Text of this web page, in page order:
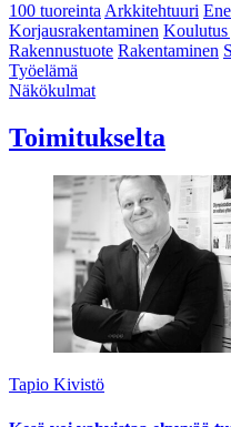
100 tuoreintaArkkitehtuuri
Korjausrakentaminen Koulutus
Rakennustuote Rakentaminen
Työelämä
Näkökulmat
Toimitukselta
Tapio Kivistö